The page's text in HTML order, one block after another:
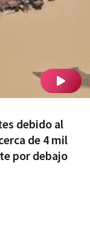
debido al
de 4 mil
por debajo